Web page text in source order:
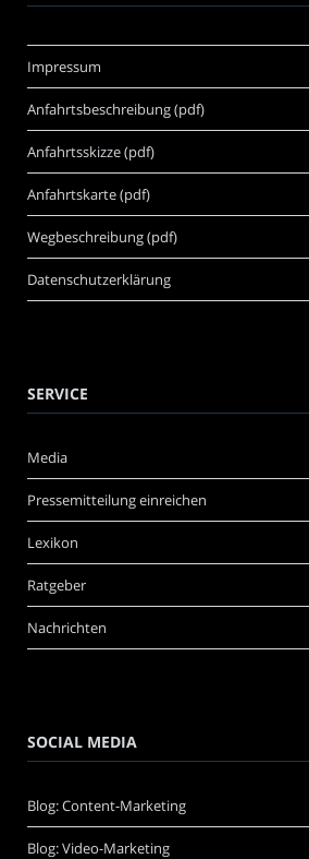
Impressum
Anfahrtsbeschreibung (pdf)
Anfahrtsskizze (pdf)
Anfahrtskarte (pdf)
Wegbeschreibung (pdf)
Datenschutzerklärung
SERVICE
Media
Pressemitteilung einreichen
Lexikon
Ratgeber
Nachrichten
SOCIAL MEDIA
Blog: Content-Marketing
Blog: Video-Marketing